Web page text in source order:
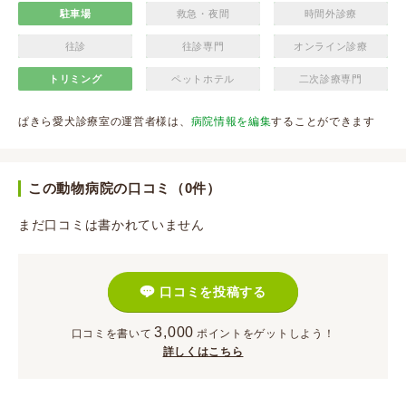
駐車場 救急・夜間 時間外診療
往診 往診専門 オンライン診療
トリミング ペットホテル 二次診療専門
ぱきら愛犬診療室の運営者様は、 病院情報を編集することができます
この動物病院の口コミ（0件）
まだ口コミは書かれていません
口コミを投稿する
口コミを書いて 3,000 ポイント をゲットしよう！
詳しくはこちら